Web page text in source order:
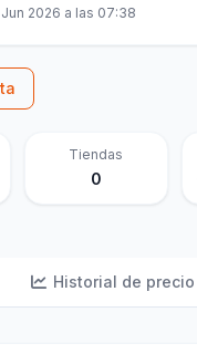
2026 a las 07:38
Tiendas
0
Historial de precio